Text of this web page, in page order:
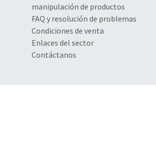
manipulación de productos
FAQ y resolución de problemas
Condiciones de venta
Enlaces del sector
Contáctanos